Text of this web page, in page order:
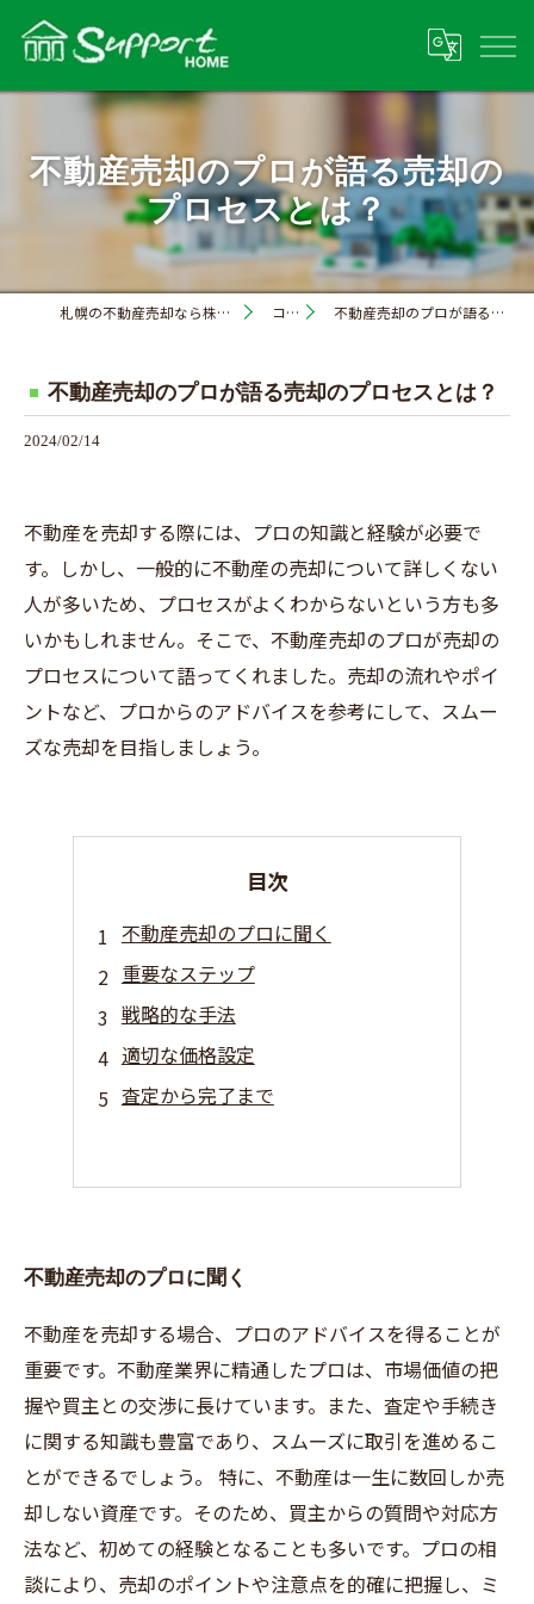
不動産売却のプロが語る売却の
プロセスとは？
札幌の不動産売却なら株式会社サポートホーム コラム 不動産売却のプロが語る売却のプロセスとは？
不動産売却のプロが語る売却のプロセスとは？
2024/02/14
不動産を売却する際には、プロの知識と経験が必要で
す。しかし、一般的に不動産の売却について詳しくない
人が多いため、プロセスがよくわからないという方も多
いかもしれません。そこで、不動産売却のプロが売却の
プロセスについて語ってくれました。売却の流れやポイ
ントなど、プロからのアドバイスを参考にして、スムー
ズな売却を目指しましょう。
目次
不動産売却のプロに聞く
重要なステップ
戦略的な手法
適切な価格設定
査定から完了まで
不動産売却のプロに聞く
不動産を売却する場合、プロのアドバイスを得ることが
重要です。不動産業界に精通したプロは、市場価値の把
握や買主との交渉に長けています。また、査定や手続き
に関する知識も豊富であり、スムーズに取引を進めるこ
とができるでしょう。 特に、不動産は一生に数回しか売
却しない資産です。そのため、買主からの質問や対応方
法など、初めての経験となることも多いです。プロの相
談により、売却のポイントや注意点を的確に把握し、ミ